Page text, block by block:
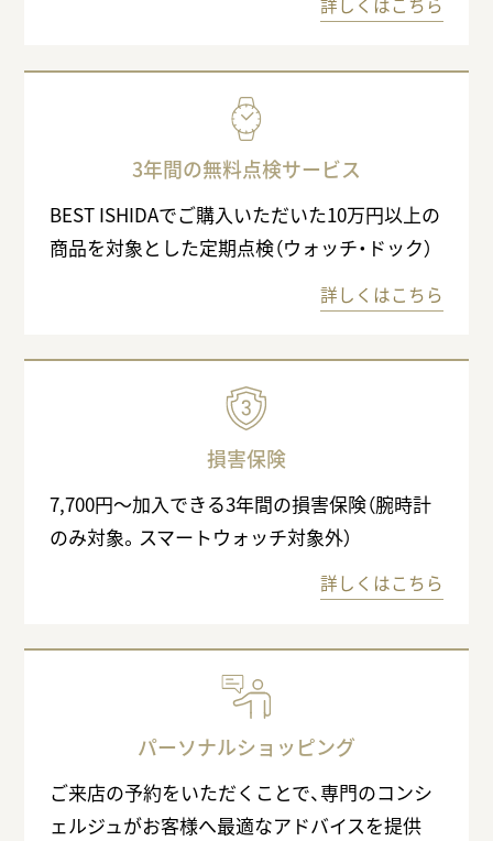
3年間の無料点検サービス
BEST ISHIDAでご購入いただいた10万円以上の
商品を対象とした定期点検（ウォッチ・ドック）
詳しくはこちら
損害保険
7,700円〜加入できる3年間の損害保険（腕時計
のみ対象。スマートウォッチ対象外）
詳しくはこちら
パーソナルショッピング
ご来店の予約をいただくことで、専門のコンシ
ェルジュがお客様へ最適なアドバイスを提供